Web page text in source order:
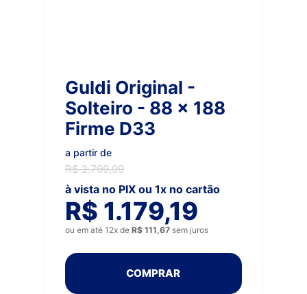
Guldi Original -
Solteiro - 88 x 188
Firme D33
a partir de
R$ 2.799,99
à vista no PIX ou 1x no cartão
R$ 1.179,19
ou em até 12x de R$ 111,67sem juros
COMPRAR